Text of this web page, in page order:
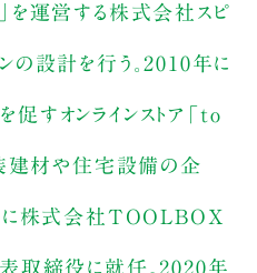
を運営する株式会社スピ
の設計を行う。2010年に
すオンラインストア「to
建材や住宅設備の企
に株式会社TOOLBOX
取締役に就任。2020年